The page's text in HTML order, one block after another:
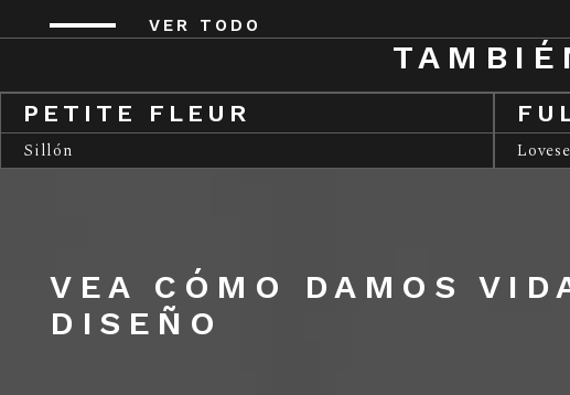
VER TODO
PETITE FLEUR
Sillón
VEA CÓMO DAMOS
DISEÑO